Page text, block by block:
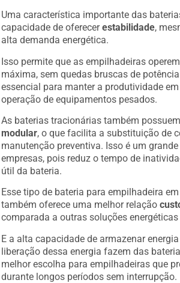
Uma característica importante das
capacidade de oferecerestabilidade,
alta demanda energética.
Isso permite que as empilhadeiras
máxima, sem quedas bruscas de
essencial para manter a produtividade
operação de equipamentos pesados.
As baterias tracionárias também
modular, o que facilita a substituição de
manutenção preventiva. Isso é um
empresas, pois reduz o tempo de
útil da bateria.
Esse tipo de bateria para empilhadeira
também oferece uma melhor relação
comparada a outras soluções
E a alta capacidade de armazenar
liberação dessa energia fazem das
melhor escolha para empilhadeiras que
durante longos períodos sem interrupção.